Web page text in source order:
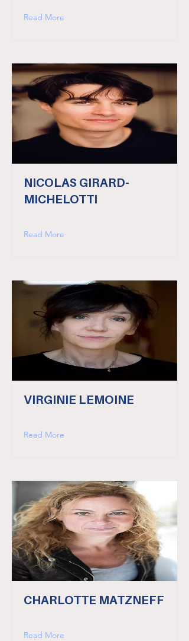
Read More
NICOLAS GIRARD-
MICHELOTTI
Read More
VIRGINIE LEMOINE
Read More
CHARLOTTE MATZNEFF
Read More